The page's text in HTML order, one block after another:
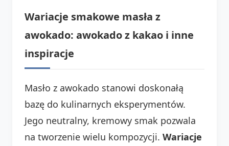
Wariacje smakowe masła z
awokado: awokado z kakao i inne
inspiracje
Masło z awokado stanowi doskonałą
bazę do kulinarnych eksperymentów.
Jego neutralny, kremowy smak pozwala
na tworzenie wielu kompozycji. Wariacje